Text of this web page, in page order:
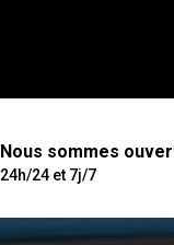
Nous sommes
24h/24 et 7j/7